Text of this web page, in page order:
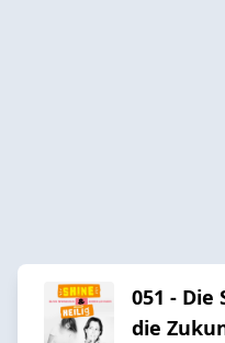
051 - Die
die